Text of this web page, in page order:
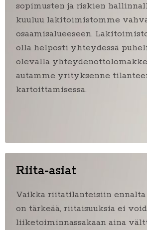
sopimusten ja riskien
kuuluu lakitoimistomme
osaamisalueeseen.
olla helposti yhteydessä
olevalla
autamme yrityksenne
kartoittamisessa.
Riita-asiat
Vaikka riitatilanteisiin
on tärkeää, riitaisuuksia ei
liiketoiminnassakaan aina